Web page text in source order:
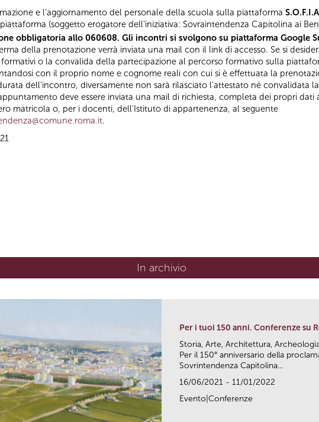
e l’aggiornamento del personale della scuola sulla piattaforma
(soggetto erogatore dell’iniziativa: Sovraintendenza Capitolina ai
obbligatoria allo 060608. Gli incontri si svolgono su piattaforma Google
della prenotazione verrà inviata una mail con il link di accesso. Se si
o la convalida della partecipazione al percorso formativo sulla
con il proprio nome e cognome reali con cui si è effettuata la
dell'incontro, diversamente non sarà rilasciato l'attestato né convalidata
deve essere inviata una mail di richiesta, completa dei propri
matricola o, per i docenti, dell'Istituto di appartenenza, al seguente
.
In archivio
Per i tuoi 150 anni. Conferenze su
Storia, Arte, Architettura,
Per il 150° anniversario della
Sovrintendenza Capitolina...
16/06/2021 - 11/01/2022
Evento|Conferenze